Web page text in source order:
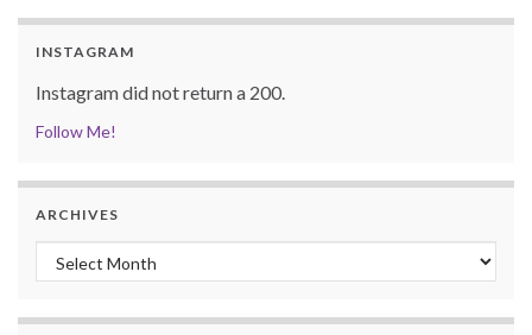
INSTAGRAM
Instagram did not return a 200.
Follow Me!
ARCHIVES
Archives